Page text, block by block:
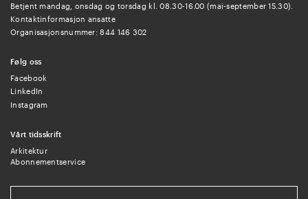
Betjent mandag, onsdag og torsdag kl. 08.30-16.00 (mai-september 15.30).
Kontaktinformasjon ansatte
Organisasjonsnummer: 844 146 302
Følg oss
Facebook
LinkedIn
Instagram
Vårt tidsskrift
Arkitektur
Abonnementservice